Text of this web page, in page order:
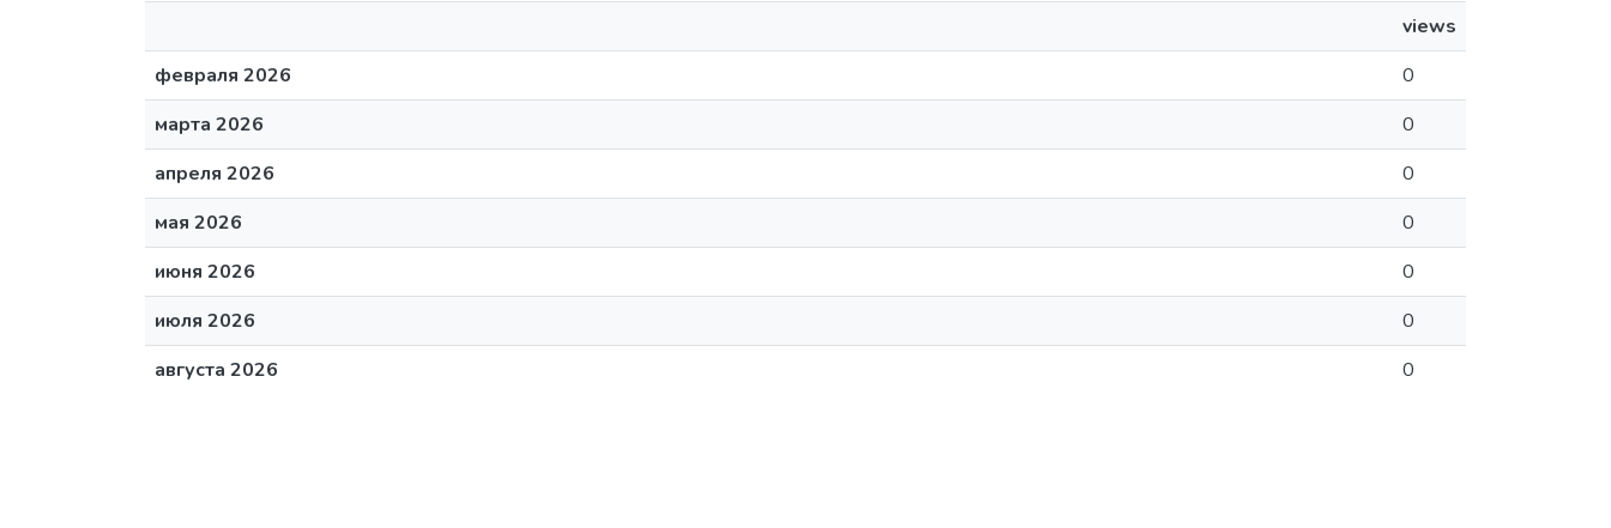
views
февраля 2026
0
марта 2026
0
апреля 2026
0
мая 2026
0
июня 2026
0
июля 2026
0
августа 2026
0